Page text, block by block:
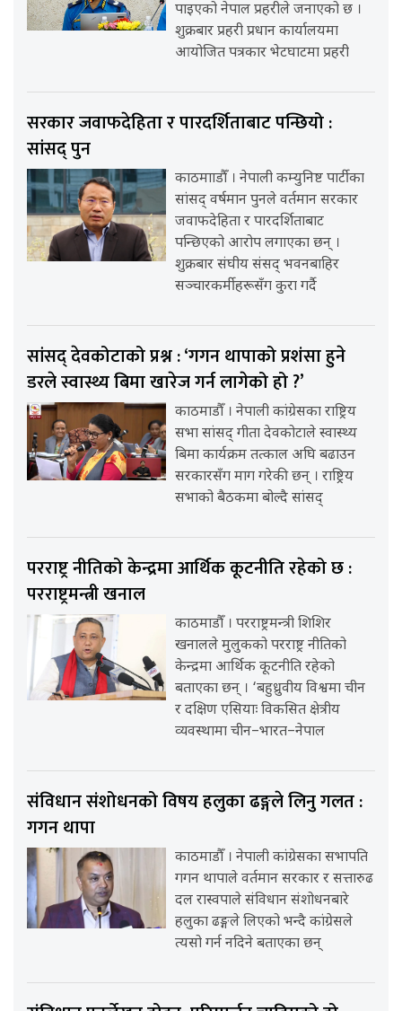
पाइएको नेपाल प्रहरीले जनाएको छ ।
शुक्रबार प्रहरी प्रधान कार्यालयमा
आयोजित पत्रकार भेटघाटमा प्रहरी
सरकार जवाफदेहिता र पारदर्शिताबाट पन्छियो :
सांसद् पुन
काठमााडौँ । नेपाली कम्युनिष्ट पार्टीका
सांसद् वर्षमान पुनले वर्तमान सरकार
जवाफदेहिता र पारदर्शिताबाट
पन्छिएको आरोप लगाएका छन् ।
शुक्रबार संघीय संसद् भवनबाहिर
सञ्चारकर्मीहरूसँग कुरा गर्दै
सांसद् देवकोटाको प्रश्न : ‘गगन थापाको प्रशंसा हुने
डरले स्वास्थ्य बिमा खारेज गर्न लागेको हो ?’
काठमाडौँ । नेपाली कांग्रेसका राष्ट्रिय
सभा सांसद् गीता देवकोटाले स्वास्थ्य
बिमा कार्यक्रम तत्काल अघि बढाउन
सरकारसँग माग गरेकी छन् । राष्ट्रिय
सभाको बैठकमा बोल्दै सांसद्
परराष्ट्र नीतिको केन्द्रमा आर्थिक कूटनीति रहेको छ :
परराष्ट्रमन्त्री खनाल
काठमाडौँ । परराष्ट्रमन्त्री शिशिर
खनालले मुलुकको परराष्ट्र नीतिको
केन्द्रमा आर्थिक कूटनीति रहेको
बताएका छन् । ‘बहुध्रुवीय विश्वमा चीन
र दक्षिण एसियाः विकसित क्षेत्रीय
व्यवस्थामा चीन–भारत–नेपाल
संविधान संशोधनको विषय हलुका ढङ्गले लिनु गलत :
गगन थापा
काठमाडौँ । नेपाली कांग्रेसका सभापति
गगन थापाले वर्तमान सरकार र सत्तारुढ
दल रास्वपाले संविधान संशोधनबारे
हलुका ढङ्गले लिएको भन्दै कांग्रेसले
त्यसो गर्न नदिने बताएका छन्